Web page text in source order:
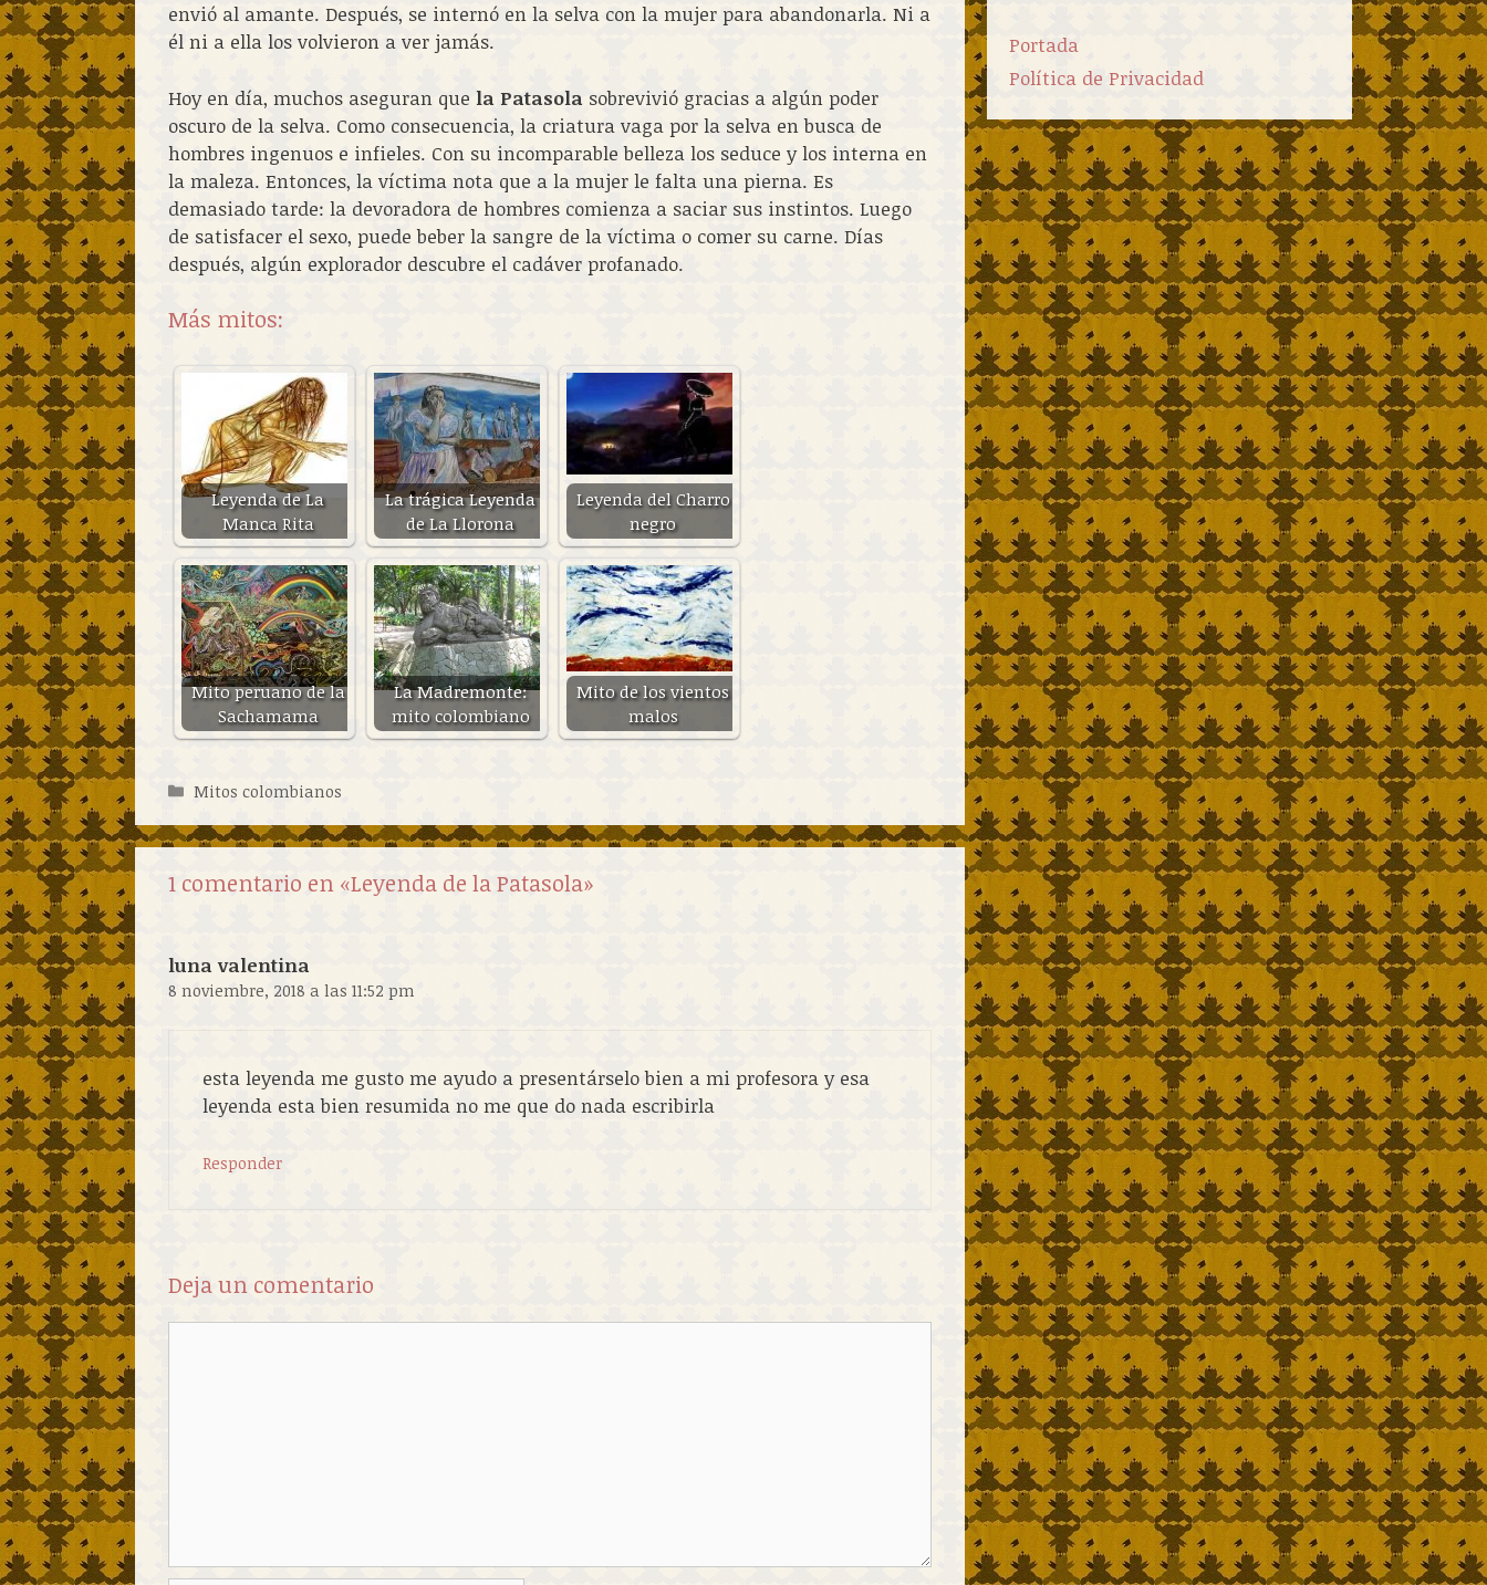
envió al amante. Después, se internó en la selva con la mujer para abandonarla. Ni a
él ni a ella los volvieron a ver jamás.
Hoy en día, muchos aseguran que la Patasola sobrevivió gracias a algún poder
oscuro de la selva. Como consecuencia, la criatura vaga por la selva en busca de
hombres ingenuos e infieles. Con su incomparable belleza los seduce y los interna en
la maleza. Entonces, la víctima nota que a la mujer le falta una pierna. Es
demasiado tarde: la devoradora de hombres comienza a saciar sus instintos. Luego
de satisfacer el sexo, puede beber la sangre de la víctima o comer su carne. Días
después, algún explorador descubre el cadáver profanado.
Más mitos:
Leyenda de La
Manca Rita
La trágica Leyenda
de La Llorona
Leyenda del Charro
negro
Mito peruano de la
Sachamama
La Madremonte:
mito colombiano
Mito de los vientos
malos
Categorías
Mitos colombianos
1 comentario en «Leyenda de la Patasola»
luna valentina
8 noviembre, 2018 a las 11:52 pm
esta leyenda me gusto me ayudo a presentárselo bien a mi profesora y esa
leyenda esta bien resumida no me que do nada escribirla
Responder
Deja un comentario
Portada
Política de Privacidad